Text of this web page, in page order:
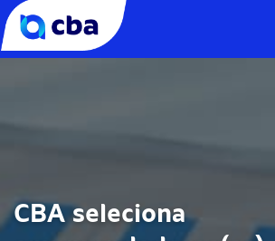
CBA seleciona